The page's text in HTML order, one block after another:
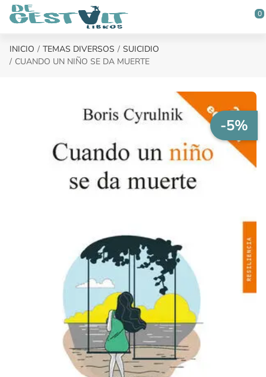
Saltar al contenido principal
0
INICIO TEMAS DIVERSOS
SUICIDIO
CUANDO UN NIÑO SE DA MUERTE
-5%